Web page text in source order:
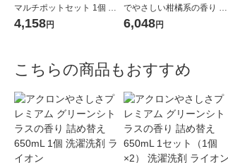
マルチポットセット 1個 衣
料用洗濯洗剤 NSファーフ
4,158円
でやさしい柑橘系の香り 詰
め替え ウルトラジャンボ 14
6,048円
こちらの商品もおすすめ